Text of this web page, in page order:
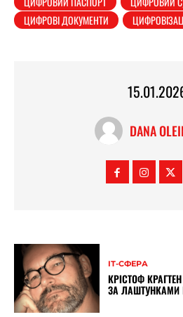
ЦИФРОВІ ДОКУМЕНТИ
DANA
ІТ-СФЕРА
КРІСТОФ КРАГТЕН
ЗА ЛАШТУНКАМИ